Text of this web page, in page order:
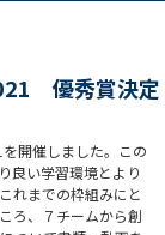
優秀賞決定
開催しました。この
良い学習環境とより
れまでの枠組みにと
ろ、７チームから創